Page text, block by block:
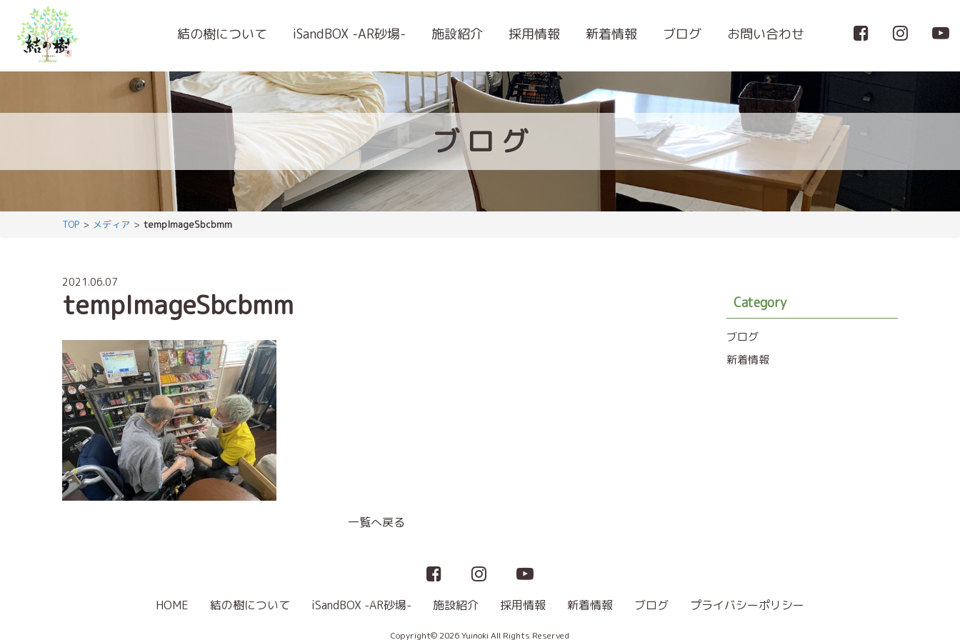
結の樹について iSandBOX -AR砂場- 施設紹介 採用情報 新着情報 ブログ お問い合わせ
ブロ グ
TOP メディア tempImageSbcbmm
2021.06.07
tempImageSbcbmm
一覧へ戻る
Category
ブログ
新着情報
HOME 結の樹について iSandBOX -AR砂場- 施設紹介 採用情報 新着情報 ブログ プライバシーポリシー
Copyright© 2026 Yuinoki All Rights Reserved